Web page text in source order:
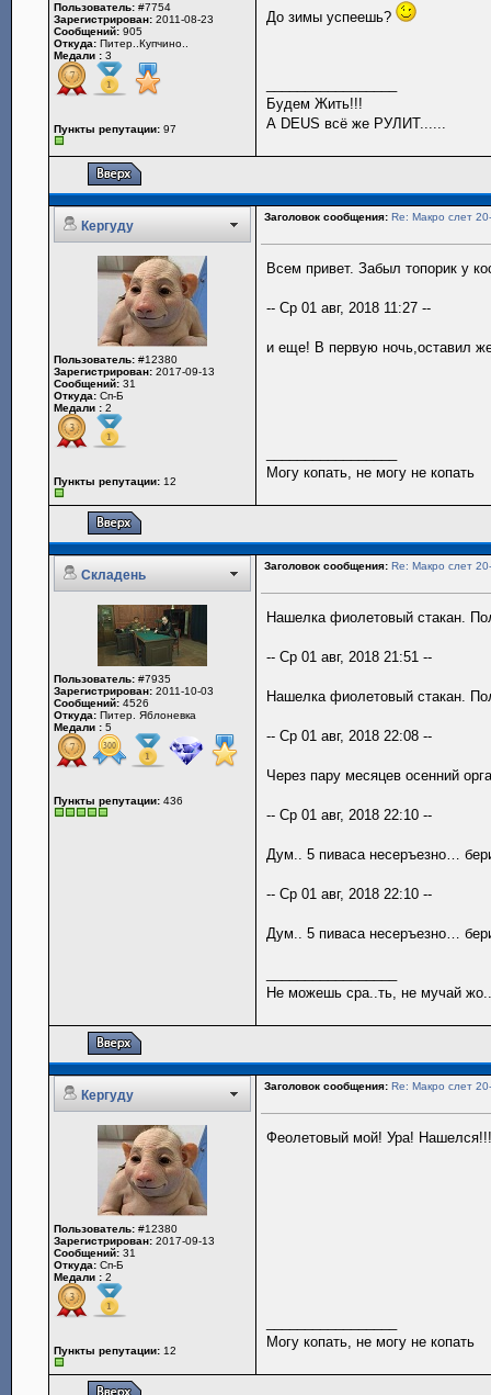
Пользователь: #7754
Зарегистрирован: 2011-08-23
Сообщений: 905
Откуда: Питер..Купчино..
Медали : 3
Пункты репутации: 97
До зимы успеешь?
Будем Жить!!!
А DEUS всё же РУЛИТ......
Кергуду
Заголовок сообщения: Re: Макро слет
Пользователь: #12380
Зарегистрирован: 2017-09-13
Сообщений: 31
Откуда: Сп-Б
Медали : 2
Пункты репутации: 12
Всем привет. Забыл топорик у
-- Ср 01 авг, 2018 11:27 --
и еще! В первую ночь,оставил
Могу копать, не могу не копать
Складень
Заголовок сообщения: Re: Макро слет
Пользователь: #7935
Зарегистрирован: 2011-10-03
Сообщений: 4526
Откуда: Питер. Яблоневка
Медали : 5
Пункты репутации: 436
Нашелка фиолетовый стакан.
-- Ср 01 авг, 2018 21:51 --
Нашелка фиолетовый стакан.
-- Ср 01 авг, 2018 22:08 --
Через пару месяцев осенний
-- Ср 01 авг, 2018 22:10 --
Дум.. 5 пиваса несеръезно…
-- Ср 01 авг, 2018 22:10 --
Дум.. 5 пиваса несеръезно…
Не можешь сра..ть, не мучай
Кергуду
Заголовок сообщения: Re: Макро слет
Пользователь: #12380
Зарегистрирован: 2017-09-13
Сообщений: 31
Откуда: Сп-Б
Медали : 2
Пункты репутации: 12
Феолетовый мой! Ура!
Могу копать, не могу не копать